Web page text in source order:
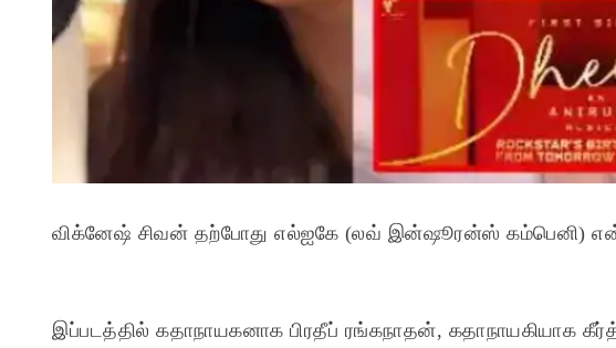
விக்னேஷ் சிவன் தற்போது எல்ஐகே (லவ் இன்ஷூரன்ஸ் கம்பெனி)
இப்படத்தில் கதாநாயகனாக பிரதீப் ரங்கநாதன், கதாநாயகியாக